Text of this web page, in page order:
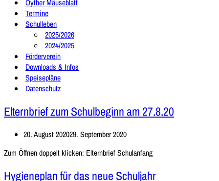
Oyther Mäuseblatt
Termine
Schulleben
2025/2026
2024/2025
Förderverein
Downloads & Infos
Speisepläne
Datenschutz
Elternbrief zum Schulbeginn am 27.8.20
20. August 202029. September 2020
Zum Öffnen doppelt klicken: Elternbrief Schulanfang
Hygieneplan für das neue Schuljahr